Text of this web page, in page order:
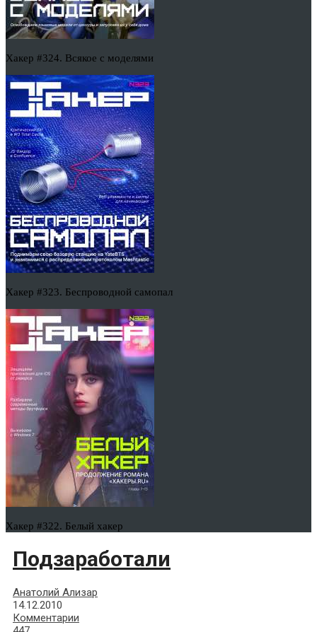
Хакер #324. Всякое с моделями
Хакер #323. Беспроводной самопал
Хакер #322. Белый хакер
Подзаработали
Анатолий Ализар
14.12.2010
Комментарии